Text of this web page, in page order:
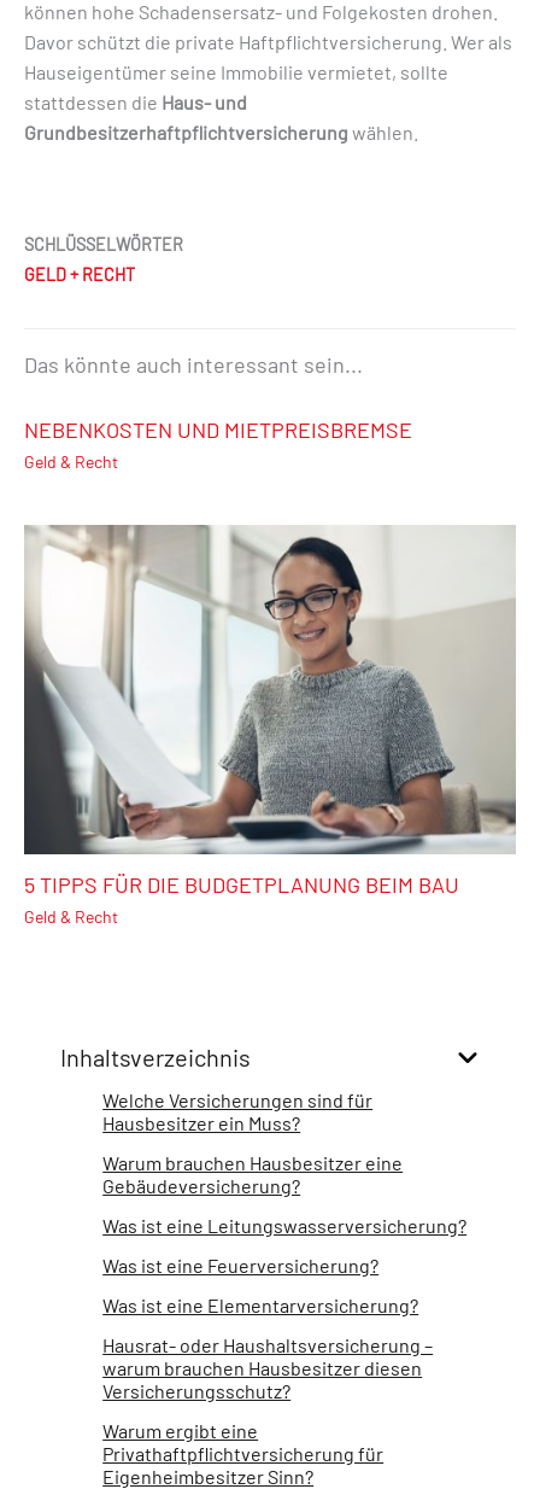
können hohe Schadensersatz- und Folgekosten drohen.
Davor schützt die private Haftpflichtversicherung. Wer als
Hauseigentümer seine Immobilie vermietet, sollte
stattdessen die Haus- und
Grundbesitzerhaftpflichtversicherung wählen.
SCHLÜSSELWÖRTER
GELD + RECHT
Das könnte auch interessant sein...
NEBENKOSTEN UND MIETPREISBREMSE
Geld & Recht
5 TIPPS FÜR DIE BUDGETPLANUNG BEIM BAU
Geld & Recht
Inhaltsverzeichnis
Welche Versicherungen sind für
Hausbesitzer ein Muss?
Warum brauchen Hausbesitzer eine
Gebäudeversicherung?
Was ist eine Leitungswasserversicherung?
Was ist eine Feuerversicherung?
Was ist eine Elementarversicherung?
Hausrat- oder Haushaltsversicherung –
warum brauchen Hausbesitzer diesen
Versicherungsschutz?
Warum ergibt eine
Privathaftpflichtversicherung für
Eigenheimbesitzer Sinn?